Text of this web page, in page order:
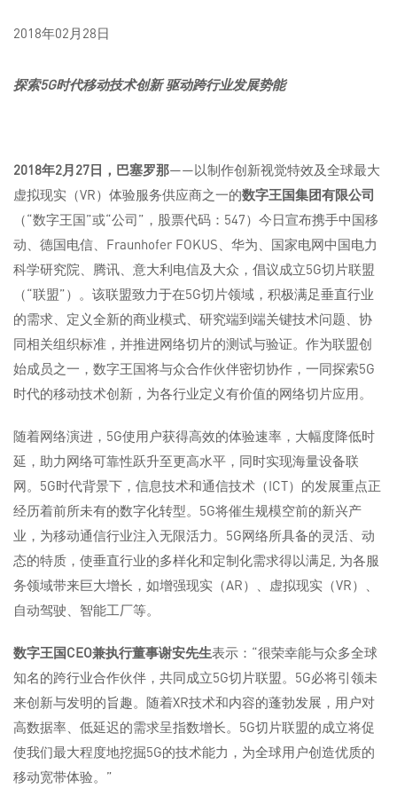
2018年02月28日
探索5G时代移动技术创新 驱动跨行业发展势能
2018年2月27日，巴塞罗那——以制作创新视觉特效及全球最大
虚拟现实（VR）体验服务供应商之一的数字王国集团有限公司
（“数字王国”或“公司”，股票代码：547）今日宣布携手中国移
动、德国电信、Fraunhofer FOKUS、华为、国家电网中国电力
科学研究院、腾讯、意大利电信及大众，倡议成立5G切片联盟
（“联盟”）。该联盟致力于在5G切片领域，积极满足垂直行业
的需求、定义全新的商业模式、研究端到端关键技术问题、协
同相关组织标准，并推进网络切片的测试与验证。作为联盟创
始成员之一，数字王国将与众合作伙伴密切协作，一同探索5G
时代的移动技术创新，为各行业定义有价值的网络切片应用。
随着网络演进，5G使用户获得高效的体验速率，大幅度降低时
延，助力网络可靠性跃升至更高水平，同时实现海量设备联
网。5G时代背景下，信息技术和通信技术（ICT）的发展重点正
经历着前所未有的数字化转型。5G将催生规模空前的新兴产
业，为移动通信行业注入无限活力。5G网络所具备的灵活、动
态的特质，使垂直行业的多样化和定制化需求得以满足, 为各服
务领域带来巨大增长，如增强现实（AR）、虚拟现实（VR）、
自动驾驶、智能工厂等。
数字王国CEO兼执行董事谢安先生表示：“很荣幸能与众多全球
知名的跨行业合作伙伴，共同成立5G切片联盟。5G必将引领未
来创新与发明的旨趣。随着XR技术和内容的蓬勃发展，用户对
高数据率、低延迟的需求呈指数增长。5G切片联盟的成立将促
使我们最大程度地挖掘5G的技术能力，为全球用户创造优质的
移动宽带体验。”